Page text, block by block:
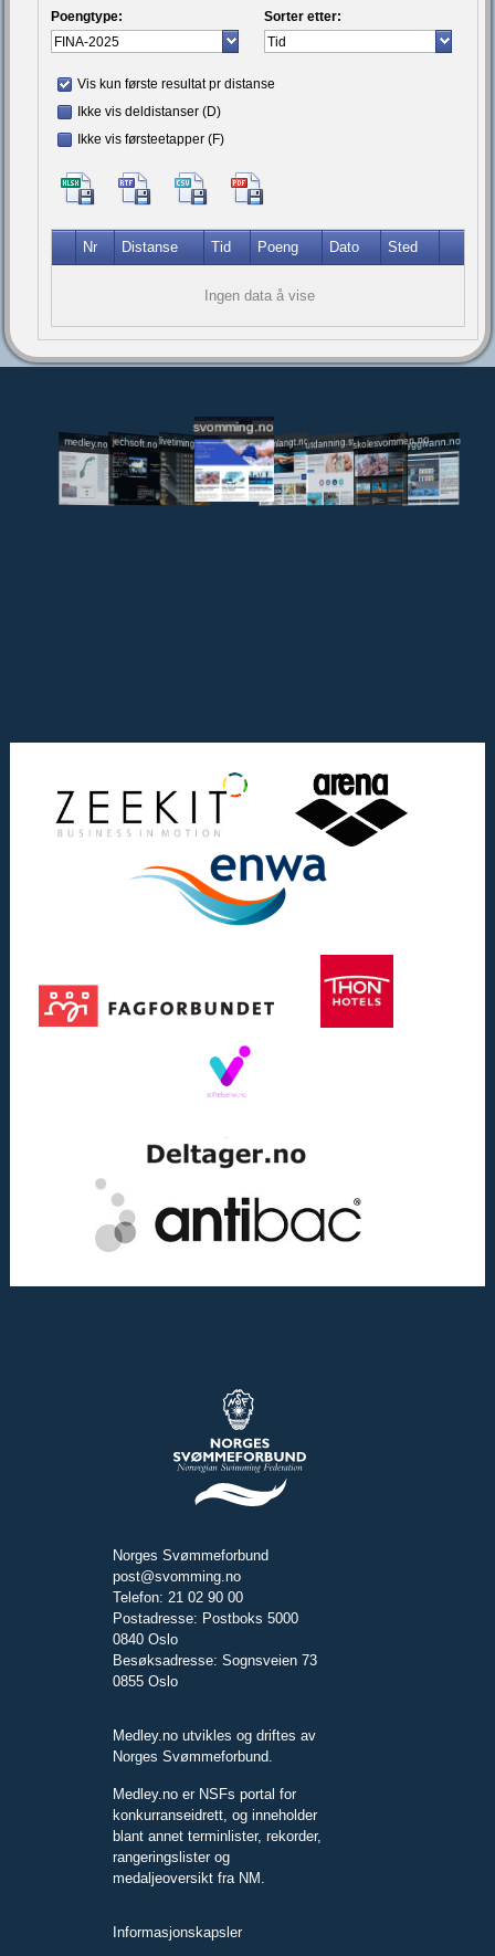
Poengtype: Sorter etter:
Vis kun første resultat pr distanse
Ikke vis deldistanser (D)
Ikke vis førsteetapper (F)
Nr Distanse Tid Poeng Dato Sted
Ingen data å vise
medley.no jechsoft.nolivetiming.medley.no
svomming.no
svomlangt.noutdanning.svomming.no
skolesvommen.notryggivann.no
Norges Svømmeforbund
post@svomming.no
Telefon: 21 02 90 00
Postadresse: Postboks 5000
0840 Oslo
Besøksadresse: Sognsveien 73
0855 Oslo
Medley.no utvikles og driftes av
Norges Svømmeforbund.
Medley.no er NSFs portal for
konkurranseidrett, og inneholder
blant annet terminlister, rekorder,
rangeringslister og
medaljeoversikt fra NM.
Informasjonskapsler